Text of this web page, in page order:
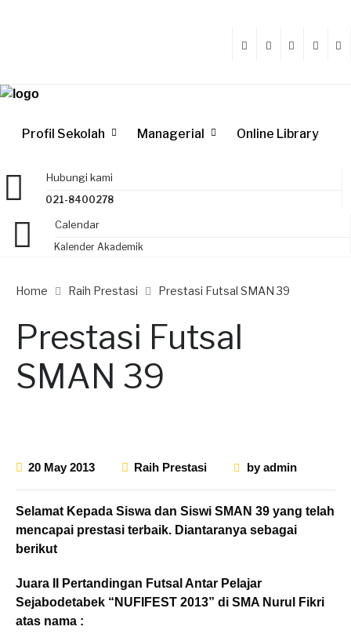
Profil Sekolah Managerial Online Library
Hubungi kami
021-8400278
Calendar
Kalender Akademik
Home Raih Prestasi Prestasi Futsal SMAN 39
Prestasi Futsal
SMAN 39
20 May 2013 Raih Prestasi byadmin
Selamat Kepada Siswa dan Siswi SMAN 39 yang telah
mencapai prestasi terbaik. Diantaranya sebagai
berikut
Juara II Pertandingan Futsal Antar Pelajar
Sejabodetabek “NUFIFEST 2013” di SMA Nurul Fikri
atas nama :